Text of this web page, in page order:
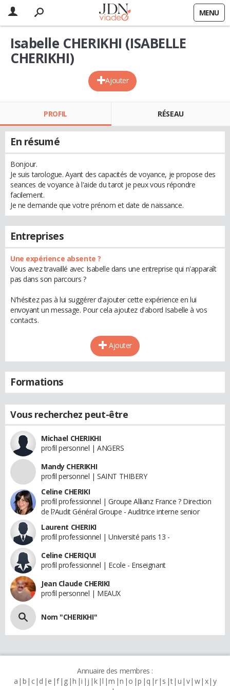
MENU
Ajouter
Isabelle CHERIKHI (ISABELLE
CHERIKHI)
PROFIL RÉSEAU
En résumé
Bonjour.
Je suis tarologue. Ayant des capacités de voyance, je propose des
seances de voyance à l'aide du tarot je peux vous répondre
facilement.
Je ne demande que votre prénom et date de naissance.
Entreprises
Une expérience absente ?
Vous avez travaillé avec Isabelle dans une entreprise qui n'apparaît
pas dans son parcours ?
N'hésitez pas à lui suggérer d'ajouter cette expérience en lui
envoyant un message. Pour cela ajoutez d'abord Isabelle à vos
contacts.
Ajouter
Formations
Vous recherchez peut-être
Michael CHERIKHI
profil personnel | ANGERS
Mandy CHERIKHI
profil personnel | SAINT THIBERY
Celine CHERIKI
profil professionnel | Groupe Allianz France ? Direction
de l?Audit Général Groupe - Auditrice interne senior
Laurent CHERIKI
profil professionnel | Université paris 13 -
Celine CHERIQUI
profil professionnel | Ecole - Enseignant
Jean Claude CHERIKI
profil personnel | MEAUX
Nom "CHERIKHI"
Annuaire des membres :
a b c d e f g h i j k l m n o p q r s t u v w x y